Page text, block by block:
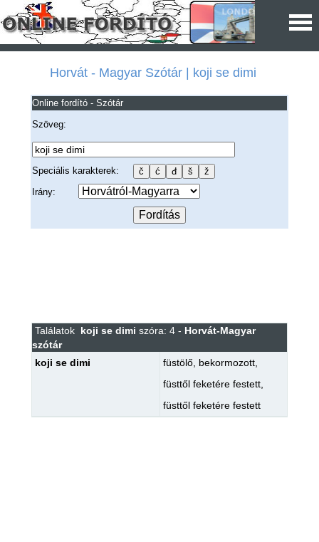
Horvát - Magyar Szótár | koji se dimi
Online fordító - Szótár
Szöveg:
Speciális karakterek:
Irány:
Találatok koji se dimi szóra: 4 - Horvát-Magyar
szótár
koji se dimi
füstölő, bekormozott,
füsttől feketére festett,
füsttől feketére festett